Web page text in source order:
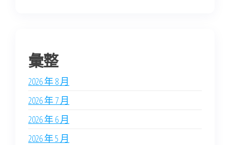
彙整
2026 年 8 月
2026 年 7 月
2026 年 6 月
2026 年 5 月